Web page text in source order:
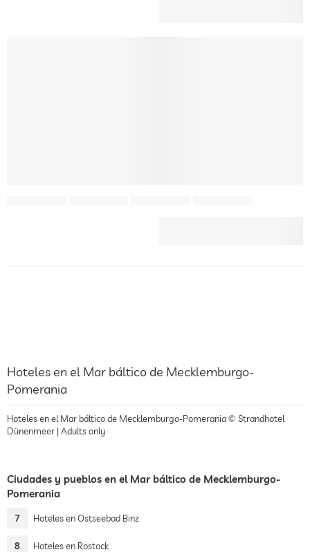
Hoteles en el Mar báltico de Mecklemburgo-
Pomerania
Hoteles en el Mar báltico de Mecklemburgo-Pomerania © Strandhotel
Dünenmeer | Adults only
Ciudades y pueblos en el Mar báltico de Mecklemburgo-
Pomerania
7 Hoteles en Ostseebad Binz
8 Hoteles en Rostock